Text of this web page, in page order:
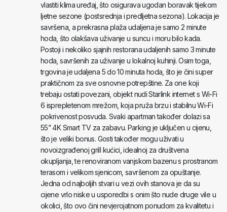
vlastiti klima uređaj, što osigurava ugodan boravak tijekom
ljetne sezone (postsrednja i predljetna sezona). Lokacija je
savršena, a prekrasna plaža udaljena je samo 2 minute
hoda, što olakšava uživanje u suncu i moru bilo kada.
Postoji i nekoliko sjajnih restorana udaljenih samo 3 minute
hoda, savršenih za uživanje u lokalnoj kuhinji. Osim toga,
trgovina je udaljena 5 do 10 minuta hoda, što je čini super
praktičnom za sve osnovne potrepštine. Za one koji
trebaju ostati povezani, objekt nudi Starlink internet s Wi-Fi
6 isprepletenom mrežom, koja pruža brzu i stabilnu Wi-Fi
pokrivenost posvuda. Svaki apartman također dolazi sa
55” 4K Smart TV za zabavu. Parking je uključen u cijenu,
što je veliki bonus. Gosti također mogu uživati u
novoizgrađenoj grill kućici, idealnoj za društvena
okupljanja, te renoviranom vanjskom bazenu s prostranom
terasom i velikom sjenicom, savršenom za opuštanje.
Jedna od najboljih stvari u vezi ovih stanova je da su
cijene vrlo niske u usporedbi s onim što nude druge vile u
okolici, što ovo čini nevjerojatnom ponudom za kvalitetu i